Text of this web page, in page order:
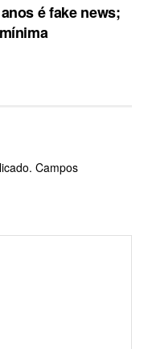
é fake news;
Campos